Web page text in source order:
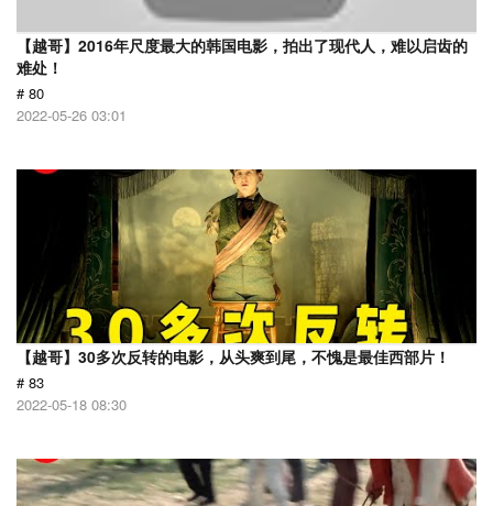
【越哥】2016年尺度最大的韩国电影，拍出了现代人，难以启齿的
难处！
# 80
2022-05-26 03:01
【越哥】30多次反转的电影，从头爽到尾，不愧是最佳西部片！
# 83
2022-05-18 08:30